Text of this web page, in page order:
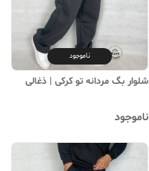
ناموجود
شلوار بگ مردانه تو کرکی | ذغالی
ناموجود